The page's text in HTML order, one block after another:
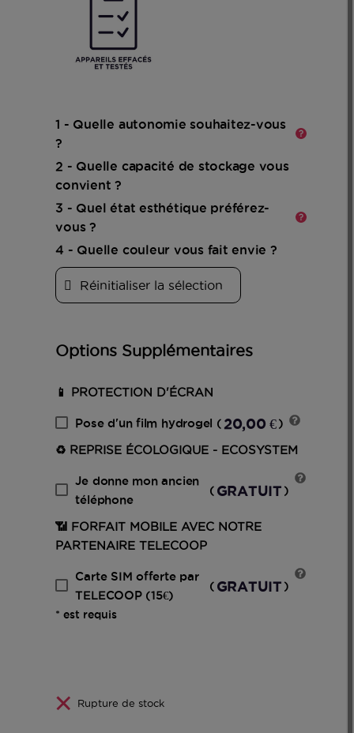
1 - Quelle autonomie souhaitez-vous
?
2 - Quelle capacité de stockage vous
convient ?
3 - Quel état esthétique préférez-
vous ?
4 - Quelle couleur vous fait envie ?
Réinitialiser la sélection
Options Supplémentaires
📱 PROTECTION D'ÉCRAN
Pose d'un film hydrogel ( 20,00 €)
♻️ REPRISE ÉCOLOGIQUE - ECOSYSTEM
Je donne mon ancien
téléphone
( GRATUIT )
📶 FORFAIT MOBILE AVEC NOTRE
PARTENAIRE TELECOOP
Carte SIM offerte par
TELECOOP (15€)
( GRATUIT )
* est requis
Rupture de stock